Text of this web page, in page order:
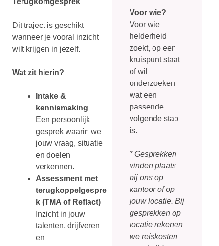
Terugkomgesprek
Dit traject is geschikt
wanneer je vooral inzicht
wilt krijgen in jezelf.
Wat zit hierin?
Intake &
kennismaking
Een persoonlijk
gesprek waarin we
jouw vraag, situatie
en doelen
verkennen.
Assessment met
terugkoppelgespre
k (TMA of Reflact)
Inzicht in jouw
talenten, drijfveren
en
Voor wie?
Voor wie
helderheid
zoekt, op een
kruispunt staat
of wil
onderzoeken
wat een
passende
volgende stap
is.
* Gesprekken
vinden plaats
bij ons op
kantoor of op
jouw locatie. Bij
gesprekken op
locatie rekenen
we reiskosten